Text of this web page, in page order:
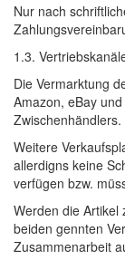
Nur nach
1.3.
Die Vermarktung
Amazon, eBay
Zwischenhändlers.
Weitere
allerdigns keine
verfügen bzw.
Werden die Artikel
beiden gennten
Zusammenarbeit